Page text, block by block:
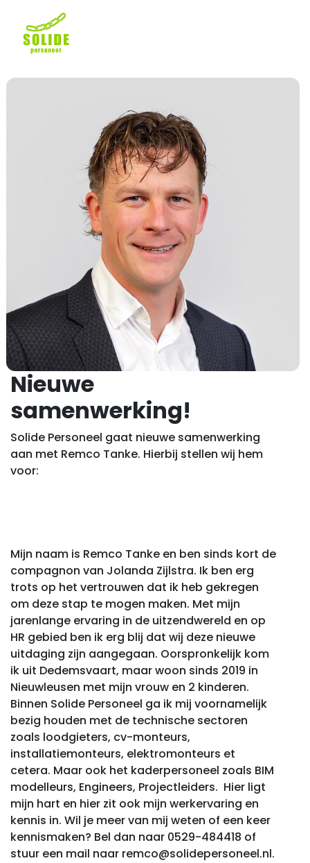
Nieuwe
samenwerking!
Solide Personeel gaat nieuwe samenwerking
aan met Remco Tanke. Hierbij stellen wij hem
voor:
Mijn naam is Remco Tanke en ben sinds kort de
compagnon van Jolanda Zijlstra. Ik ben erg
trots op het vertrouwen dat ik heb gekregen
om deze stap te mogen maken. Met mijn
jarenlange ervaring in de uitzendwereld en op
HR gebied ben ik erg blij dat wij deze nieuwe
uitdaging zijn aangegaan. Oorspronkelijk kom
ik uit Dedemsvaart, maar woon sinds 2019 in
Nieuwleusen met mijn vrouw en 2 kinderen.
Binnen Solide Personeel ga ik mij voornamelijk
bezig houden met de technische sectoren
zoals loodgieters, cv-monteurs,
installatiemonteurs, elektromonteurs et
cetera. Maar ook het kaderpersoneel zoals BIM
modelleurs, Engineers, Projectleiders. Hier ligt
mijn hart en hier zit ook mijn werkervaring en
kennis in. Wil je meer van mij weten of een keer
kennismaken? Bel dan naar 0529-484418 of
stuur een mail naar remco@solidepersoneel.nl.